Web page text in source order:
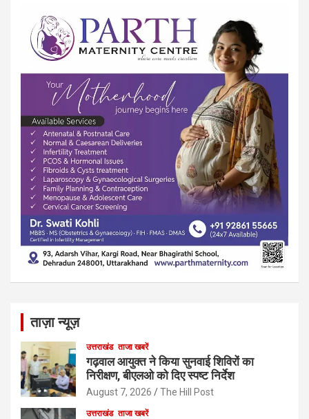
ताज़ा न्यूज़
उत्तराखंड ताजा खबरें
गढ़वाल आयुक्त ने किया सुनवाई शिविरों का
निरीक्षण, बीएलओ को दिए स्पष्ट निर्देश
August 7, 2026 The Hill Post
उत्तराखंड ताजा खबरें